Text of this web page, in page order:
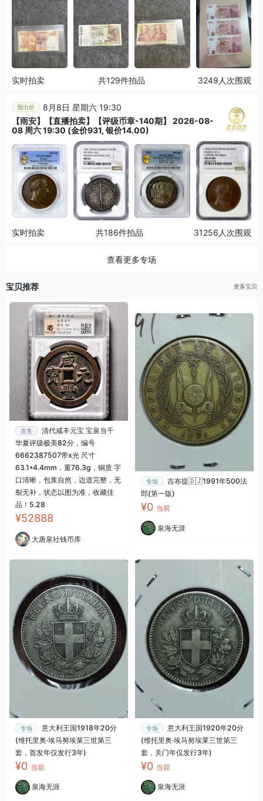
实时拍卖 共129件拍品 3249人次围观
预出价
8月8日 星期六 19:30
【雨安】【直播拍卖】【评级币章-140期】 2026-08-
08 周六 19:30 (金价931, 银价14.00)
实时拍卖 共186件拍品 31256人次围观
查看更多专场
宝贝推荐 更多宝贝
直售
清代咸丰元宝 宝泉当千
华夏评级极美82分，编号
6662387507带x光 尺寸
63.1*4.4mm，重76.3g，铜质 字
口清晰，包浆自然，边道完整，无
裂无补，状态以图为准，收藏佳
品！5.28
¥52888
大唐泉社钱币库
专场
吉布提🇩🇯1991年500法
郎(第一版)
¥0 当前
泉海无涯
专场
意大利王国1918年20分
(维托里奥·埃马努埃莱三世第三
套，首发年仅发行3年)
¥0 当前
泉海无涯
专场
意大利王国1920年20分
(维托里奥·埃马努埃莱三世第三
套，关门年仅发行3年)
¥0 当前
泉海无涯